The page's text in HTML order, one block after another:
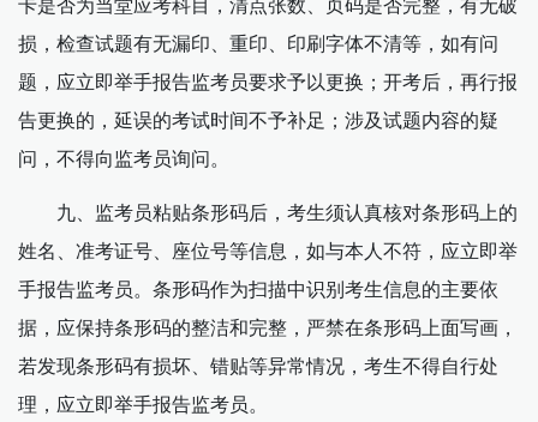
损，检查试题有无漏印、重印、印刷字体不清等，如有问
题，应立即举手报告监考员要求予以更换；开考后，再行报
告更换的，延误的考试时间不予补足；涉及试题内容的疑
问，不得向监考员询问。
九、监考员粘贴条形码后，考生须认真核对条形码上的
姓名、准考证号、座位号等信息，如与本人不符，应立即举
手报告监考员。条形码作为扫描中识别考生信息的主要依
据，应保持条形码的整洁和完整，严禁在条形码上面写画，
若发现条形码有损坏、错贴等异常情况，考生不得自行处
理，应立即举手报告监考员。